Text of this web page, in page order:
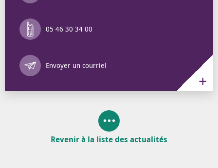
05 46 30 34 00
Envoyer un courriel
Annuaire
Revenir à la liste des actualités